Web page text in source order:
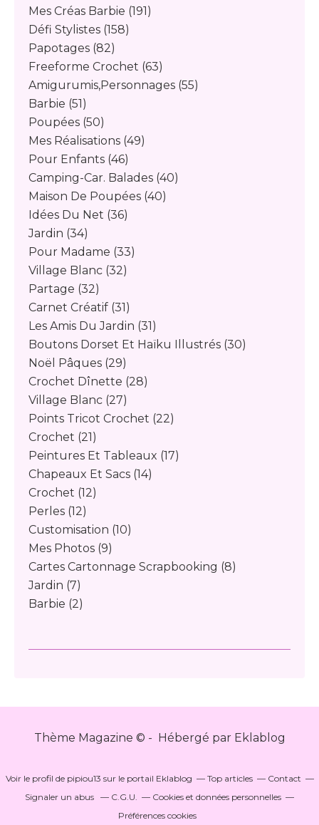
Mes Créas Barbie (191)
Défi Stylistes (158)
Papotages (82)
Freeforme Crochet (63)
Amigurumis,personnages (55)
Barbie (51)
Poupées (50)
Mes Réalisations (49)
Pour Enfants (46)
Camping-Car. Balades (40)
Maison De Poupées (40)
Idées Du Net (36)
Jardin (34)
Pour Madame (33)
Village Blanc (32)
Partage (32)
Carnet Créatif (31)
Les Amis Du Jardin (31)
Boutons Dorset Et Haïku Illustrés (30)
Noël Pâques (29)
Crochet Dînette (28)
Village Blanc (27)
Points Tricot Crochet (22)
Crochet (21)
Peintures Et Tableaux (17)
Chapeaux Et Sacs (14)
Crochet (12)
Perles (12)
Customisation (10)
Mes Photos (9)
Cartes Cartonnage Scrapbooking (8)
Jardin (7)
Barbie (2)
Thème Magazine © - Hébergé par Eklablog
Voir le profil de pipiou13 sur le portail Eklablog Top articles
Contact
Signaler un abus
C.G.U.
Cookies et données personnelles
Préférences cookies